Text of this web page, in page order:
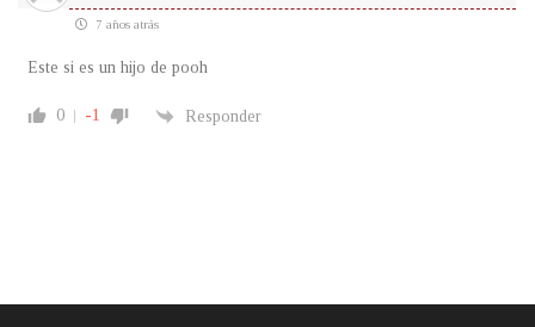
7 años atrás
Este si es un hijo de pooh
0 -1 Responder